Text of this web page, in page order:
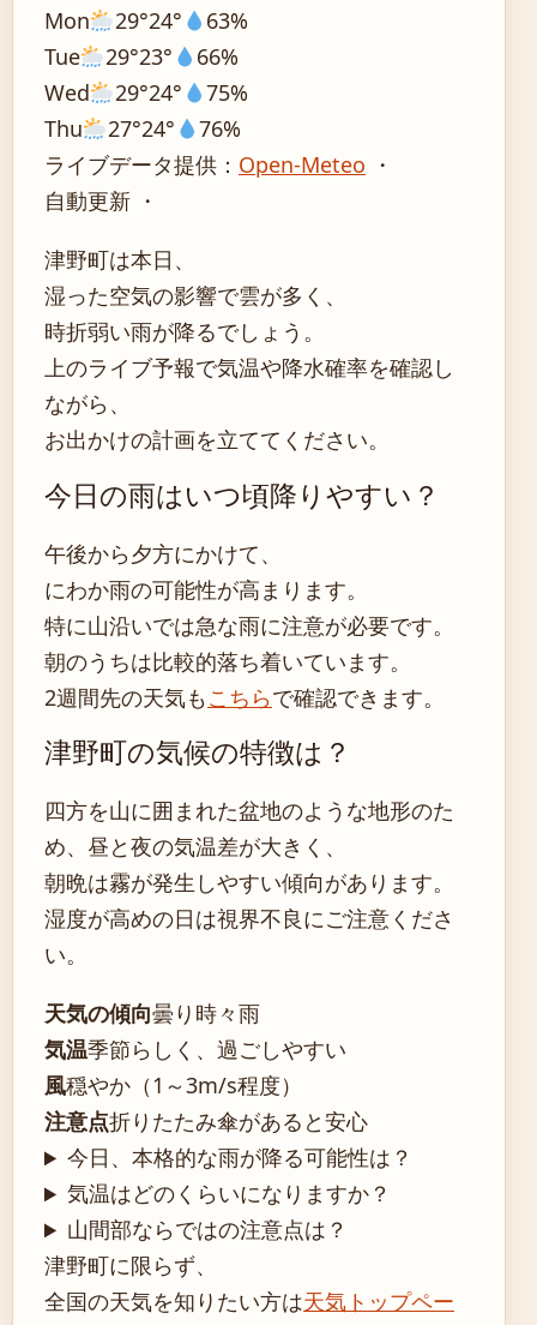
Mon
29°24°
63%
Tue
29°23°
66%
Wed
29°24°
75%
Thu
27°24°
76%
ライブデータ提供： Open-Meteo ・
自動更新 ・
津野町は本日、
湿った空気の影響で雲が多く、
時折弱い雨が降るでしょう。
上のライブ予報で気温や降水確率を確認し
ながら、
お出かけの計画を立ててください。
今日の雨はいつ頃降りやすい？
午後から夕方にかけて、
にわか雨の可能性が高まります。
特に山沿いでは急な雨に注意が必要です。
朝のうちは比較的落ち着いています。
2週間先の天気も こちらで確認できます。
津野町の気候の特徴は？
四方を山に囲まれた盆地のような地形のた
め、昼と夜の気温差が大きく、
朝晩は霧が発生しやすい傾向があります。
湿度が高めの日は視界不良にご注意くださ
い。
天気の傾向曇り時々雨
気温季節らしく、過ごしやすい
風穏やか（1～3m/s程度）
注意点折りたたみ傘があると安心
今日、本格的な雨が降る可能性は？
気温はどのくらいになりますか？
山間部ならではの注意点は？
津野町に限らず、
全国の天気を知りたい方は天気トップペー